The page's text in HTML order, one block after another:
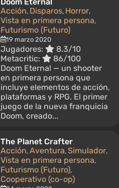
Acción, Disparos, Horror,
Vista en primera persona,
Futurismo (Futuro)
19 marzo 2020
Jugadores:
8.3/10
Metacritic:
86/100
Doom Eternal — un shooter
en primera persona que
incluye elementos de acción,
plataformas y RPG. El primer
juego de la nueva franquicia
Doom, creado...
The Planet Crafter
Acción, Aventura, Simulador,
Vista en primera persona,
Futurismo (Futuro),
Cooperativo (co-op)